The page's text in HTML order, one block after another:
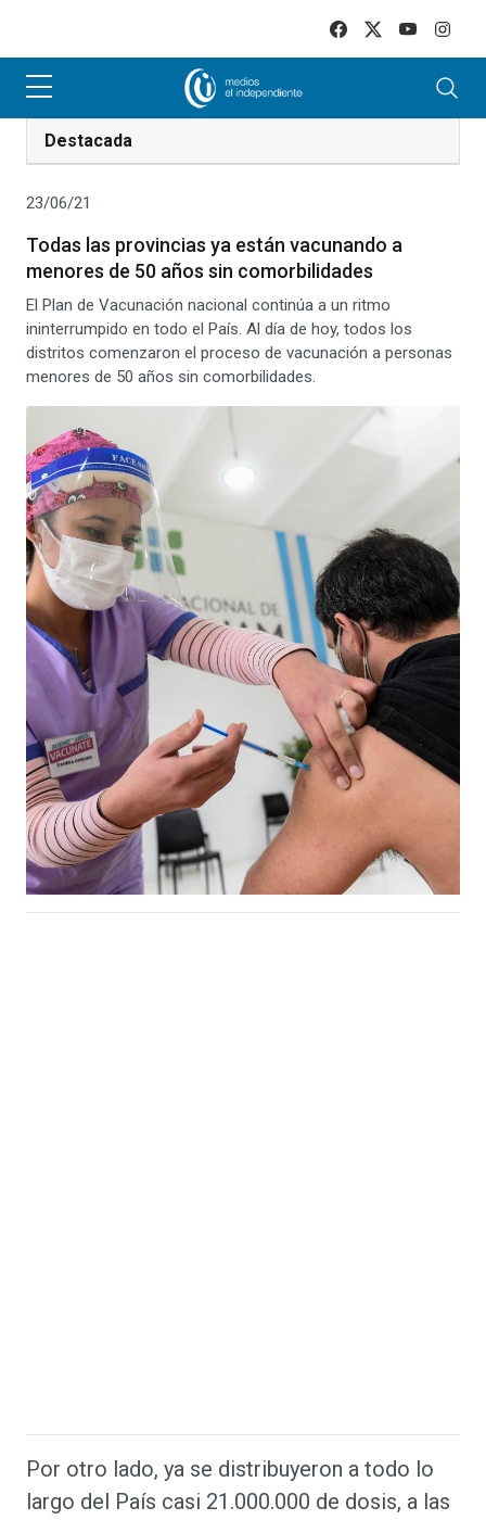
Destacada
23/06/21
Todas las provincias ya están vacunando a
menores de 50 años sin comorbilidades
El Plan de Vacunación nacional continúa a un ritmo
ininterrumpido en todo el País. Al día de hoy, todos los
distritos comenzaron el proceso de vacunación a personas
menores de 50 años sin comorbilidades.
Por otro lado, ya se distribuyeron a todo lo
largo del País casi 21.000.000 de dosis, a las